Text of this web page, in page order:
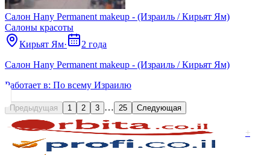
Салон Hany Permanent makeup - (Израиль / Кирьят Ям)
Салоны красоты
Кирьят Ям·
2 года
Салон Hany Permanent makeup - (Израиль / Кирьят Ям)
Работает в: По всему Израилю
Предыдущая 1 2 3 … 25 Следующая
+